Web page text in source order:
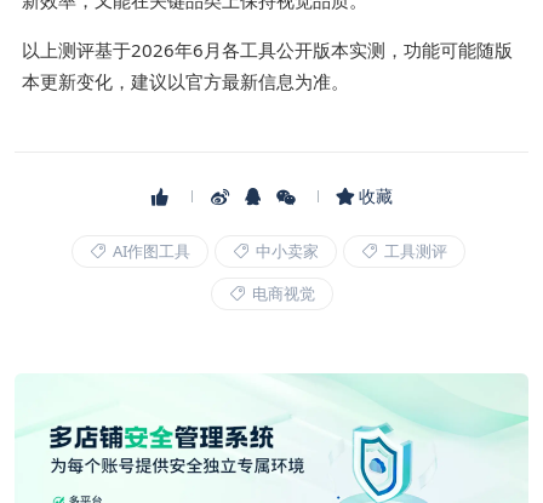
以上测评基于2026年6月各工具公开版本实测，功能可能随版
本更新变化，建议以官方最新信息为准。
收藏
AI作图工具 中小卖家
工具测评
电商视觉